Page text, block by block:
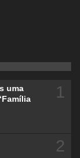
uma
1
2